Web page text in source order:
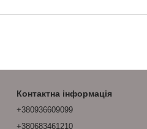
Контактна інформація
+380936609099
+380683461210